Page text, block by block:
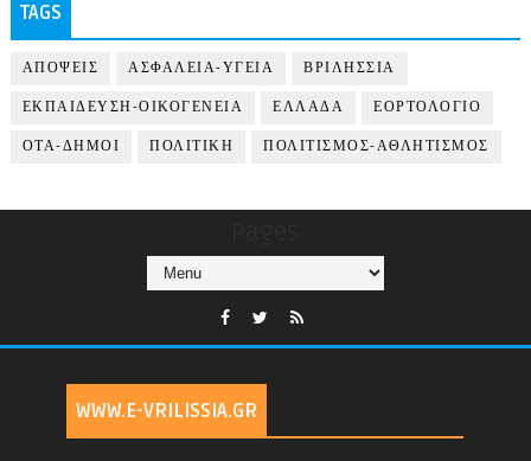
TAGS
ΑΠΟΨΕΙΣ ΑΣΦΑΛΕΙΑ-ΥΓΕΙΑ ΒΡΙΛΗΣΣΙΑ
ΕΚΠΑΙΔΕΥΣΗ-ΟΙΚΟΓΕΝΕΙΑ ΕΛΛΑΔΑ ΕΟΡΤΟΛΟΓΙΟ
ΟΤΑ-ΔΗΜΟΙ ΠΟΛΙΤΙΚΗ ΠΟΛΙΤΙΣΜΟΣ-ΑΘΛΗΤΙΣΜΟΣ
WWW.E-VRILISSIA.GR